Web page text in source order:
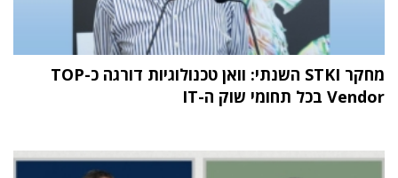
מחקר STKI השנתי: וואן טכנולוגיות דורגה כ-TOP
Vendor בכל תחומי שוק ה-IT